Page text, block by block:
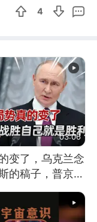
4
03:06
变了，乌克兰念
的稿子，普京说